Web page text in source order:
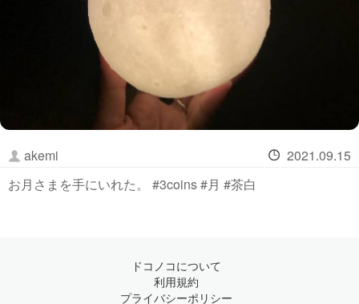
akemi
2021.09.15
お月さまを手にいれた。 #3coins #月 #茶白
ドコノコについて
利用規約
プライバシーポリシー